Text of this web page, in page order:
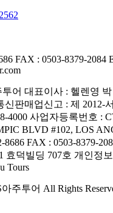
FAX : 0503-8379-2084
어 대표이사 : 헬렌영 박
신판매업신고 : 제 2012-
4000 사업자등록번호 :
BLVD #102, LOS
8686 FAX : 0503-8379-
효덕빌딩 707호 개인정
Tours
주투어 All Rights